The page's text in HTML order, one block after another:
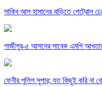
সাকিব আল হাসানের বাড়িতে পেট্রোল
গাজীপুর-৫ আসনের সাবেক এমপি
ফেনীর পুলিশ সুপার; যত কিছুই করি না